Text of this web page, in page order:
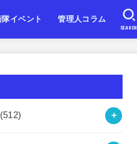
隊イベント 管理人コラム
SEARCH
(512)